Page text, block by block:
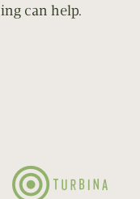
can help.